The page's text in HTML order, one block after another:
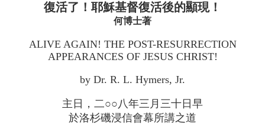
復活了！耶穌基督復活後的顯現！
何博士著
ALIVE AGAIN! THE POST-RESURRECTION
APPEARANCES OF JESUS CHRIST!
by Dr. R. L. Hymers, Jr.
主日，二○○八年三月三十日早
於洛杉磯浸信會幕所講之道